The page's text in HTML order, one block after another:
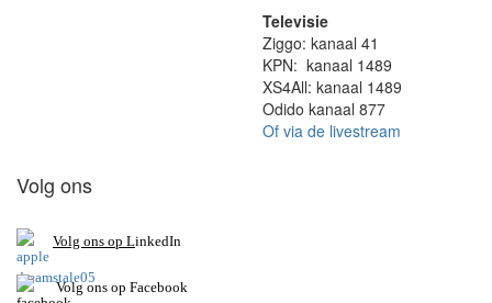
Televisie
Ziggo: kanaal 41
KPN: kanaal 1489
XS4All: kanaal 1489
Odido kanaal 877
Of via de livestream
Volg ons
Volg ons op LinkedIn
Volg ons op Facebook